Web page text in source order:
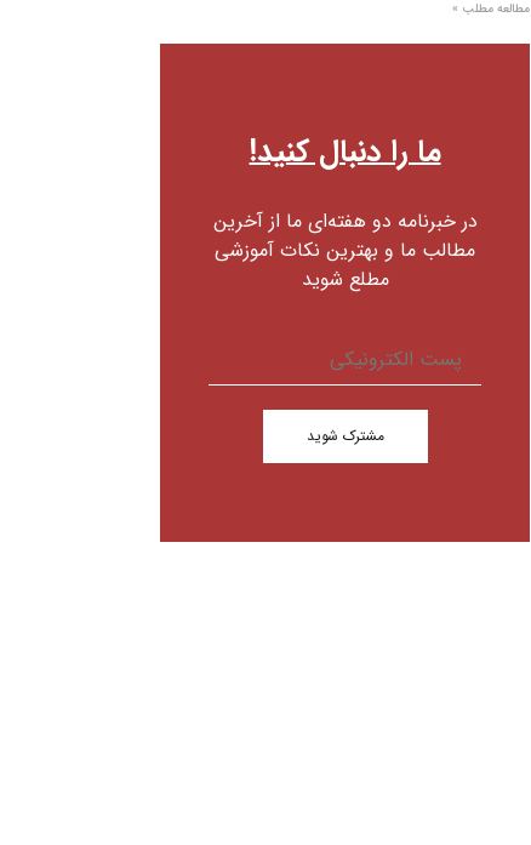
مطالعه مطلب »
ما را دنبال کنید!
در خبرنامه دو هفته‌ای ما از آخرین
مطالب ما و بهترین نکات آموزشی
مطلع شوید
مشترک شوید